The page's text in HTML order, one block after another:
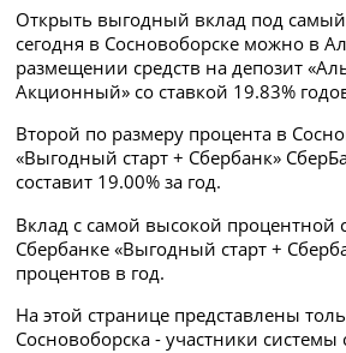
Открыть выгодный вклад под
сегодня в Сосновоборске можно в
размещении средств на депозит
Акционный» со ставкой 19.83%
Второй по размеру процента в
«Выгодный старт + Сбербанк»
составит 19.00% за год.
Вклад с самой высокой процентной
Сбербанке «Выгодный старт +
процентов в год.
На этой странице представлены
Сосновоборска - участники системы